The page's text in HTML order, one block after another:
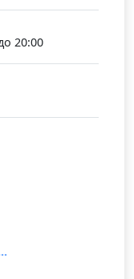
20:00